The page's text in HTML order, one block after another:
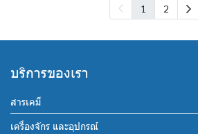
1 2
บริการของเรา
สารเคมี
เครื่องจักร และอุปกรณ์